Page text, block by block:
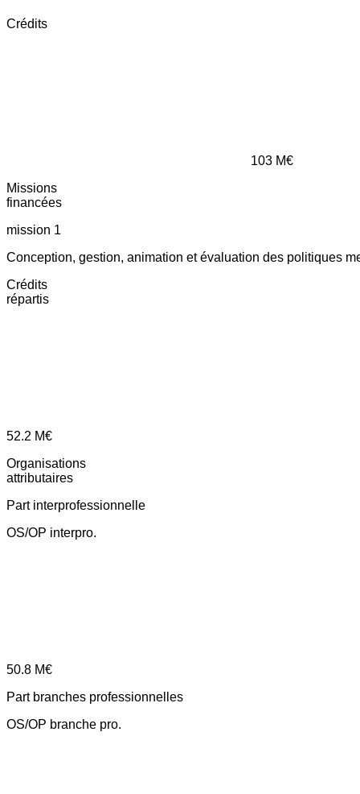
Crédits
103 M€
Missions
financées
mission 1
Conception, gestion, animation et évaluation des politiques
Crédits
répartis
52.2 M€
Organisations
attributaires
Part interprofessionnelle
OS/OP interpro.
50.8 M€
Part branches professionnelles
OS/OP branche pro.